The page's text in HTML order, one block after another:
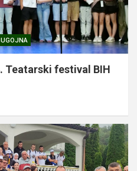
Teatarski festival BIH